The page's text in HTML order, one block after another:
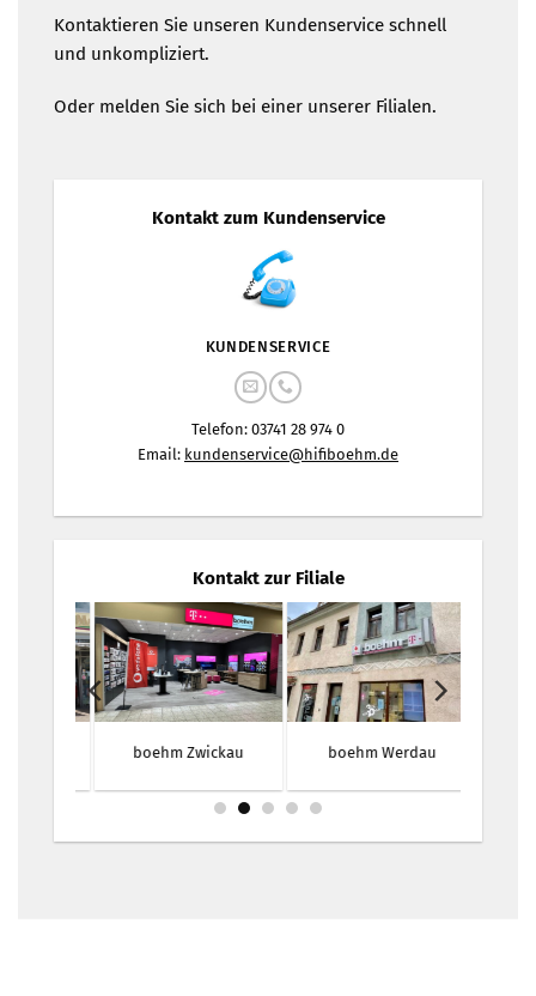
Kontaktieren Sie unseren Kundenservice schnell
und unkompliziert.
Oder melden Sie sich bei einer unserer Filialen.
Kontakt zum Kundenservice
KUNDENSERVICE
Telefon: 03741 28 974 0
Email: kundenservice@hifiboehm.de
Kontakt zur Filiale
boehm Zwickau boehm Werdau